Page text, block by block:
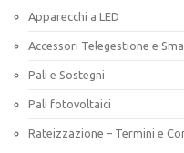
Apparecchi a LED
Accessori Telegestione e
Pali e Sostegni
Pali fotovoltaici
Rateizzazione – Termini e